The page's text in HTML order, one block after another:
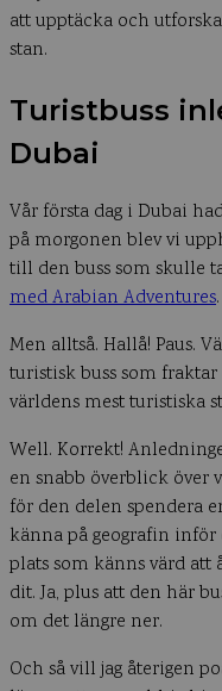
att upptäcka och
stan.
Turistbuss
Dubai
Vår första dag i Dubai
på morgonen blev vi
till den buss som skulle
med Arabian Adventures.
Men alltså. Hallå! Paus.
turistisk buss som
världens mest turistiska
Well. Korrekt!
en snabb överblick över
för den delen spendera
känna på geografin inför
plats som känns värd att
dit. Ja, plus att den här
om det längre ner.
Och så vill jag återigen